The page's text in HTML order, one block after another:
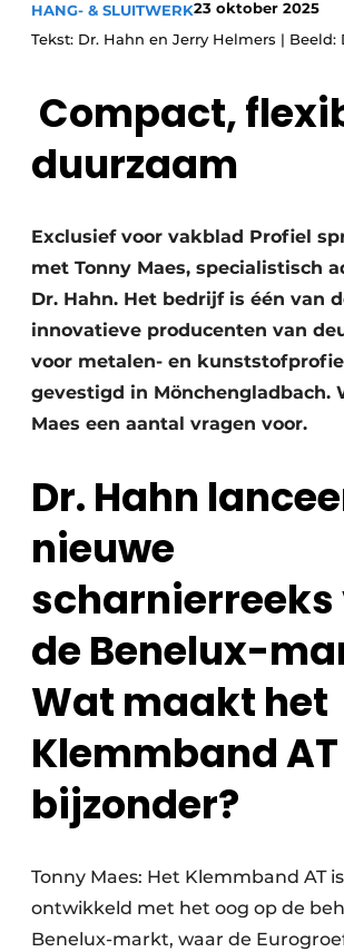
Uitnodiging Rondetafelgesprek
Vacatures
HANG- & SLUITWERK23 oktober 2025
Tekst: Dr. Hahn en Jerry Helmers | Beeld:
Compact,
duurzaam
Exclusief voor vakblad Profiel
met Tonny Maes, specialistisch
Dr. Hahn. Het bedrijf is één van
innovatieve producenten van
voor metalen- en
gevestigd in Mönchengladbach.
Maes een aantal vragen voor.
Dr. Hahn
nieuwe
scharnierreeks
de Benelux-
Wat maakt het
Klemmband AT
bijzonder?
Tonny Maes: Het Klemmband AT
ontwikkeld met het oog op de
Benelux-markt, waar de